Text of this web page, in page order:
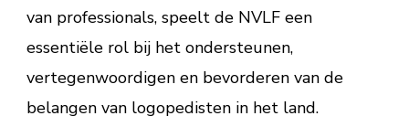
van professionals, speelt de NVLF een
essentiële rol bij het ondersteunen,
vertegenwoordigen en bevorderen van de
belangen van logopedisten in het land.